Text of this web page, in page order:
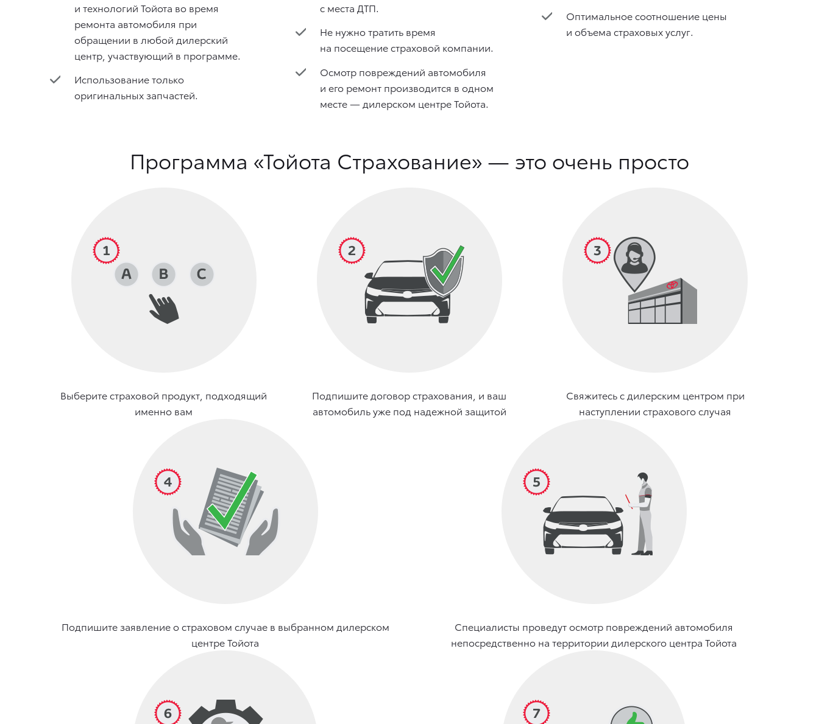
и технологий Тойота во время
ремонта автомобиля при
обращении в любой дилерский
центр, участвующий в программе.
Использование только
оригинальных запчастей.
с места ДТП.
Не нужно тратить время
на посещение страховой компании.
Осмотр повреждений автомобиля
и его ремонт производится в одном
месте — дилерском центре Тойота.
Оптимальное соотношение цены
и объема страховых услуг.
Программа «Тойота Страхование» — это очень просто
Выберите страховой продукт, подходящий
именно вам
Подпишите договор страхования, и ваш
автомобиль уже под надежной защитой
Свяжитесь с дилерским центром при
наступлении страхового случая
Подпишите заявление о страховом случае в выбранном дилерском
центре Тойота
Специалисты проведут осмотр повреждений автомобиля
непосредственно на территории дилерского центра Тойота